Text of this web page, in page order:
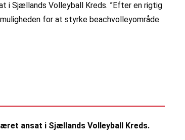
i Sjællands Volleyball Kreds. ”Efter en rigtig
for at styrke beachvolleyområde
ansat i Sjællands Volleyball Kreds.